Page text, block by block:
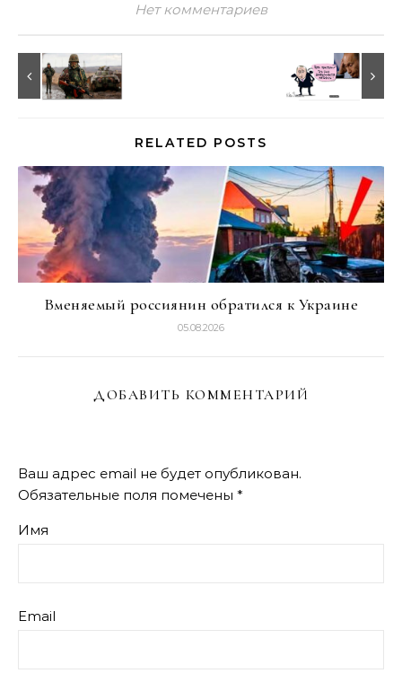
Нет комментариев
RELATED POSTS
Вменяемый россиянин обратился к Украине
05.08.2026
ДОБАВИТЬ КОММЕНТАРИЙ
Ваш адрес email не будет опубликован.
Обязательные поля помечены *
Имя
Email